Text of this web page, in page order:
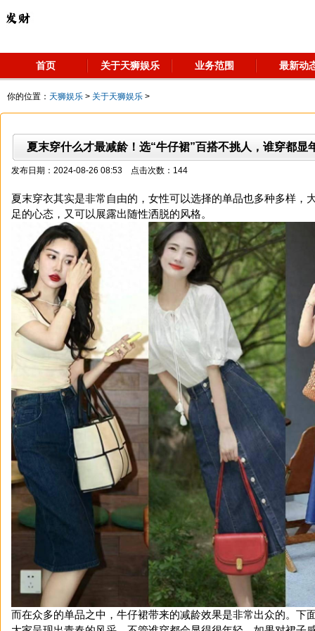
首页 关于天狮娱乐 业务范围 最新动
你的位置： 天狮娱乐 > 关于天狮娱乐 >
夏末穿什么才最减龄！选“牛仔裙”百搭不挑人，谁穿都显
发布日期：2024-08-26 08:53 点击次数：144
夏末穿衣其实是非常自由的，女性可以选择的单品也多种多样，
足的心态，又可以展露出随性洒脱的风格。
而在众多的单品之中，牛仔裙带来的减龄效果是非常出众的。下